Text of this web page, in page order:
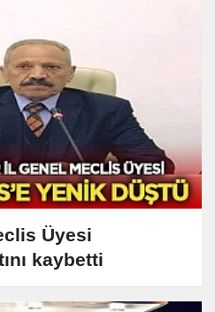
Üyesi
kaybetti